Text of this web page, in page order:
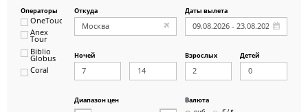
Операторы
OneTouch&Travel
Anex
Tour
Biblio
Globus
Coral
Откуда Даты вылета
Ночей Взрослых Детей
Диапазон цен
Валюта